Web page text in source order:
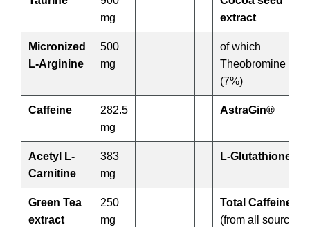
mg
extract
Micronized
L-Arginine
500
mg
of which
Theobromine
(7%)
Caffeine
282.5
mg
AstraGin®
Acetyl L-
Carnitine
383
mg
L-Glutathione
Green Tea
extract
250
mg
Total Caffeine
(from all sources)